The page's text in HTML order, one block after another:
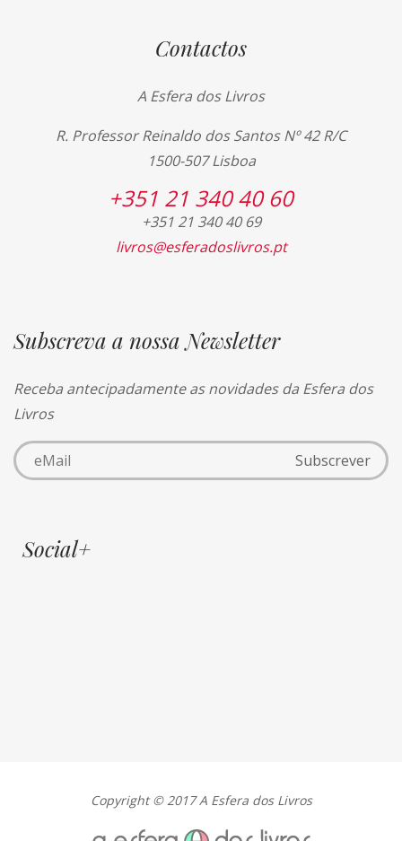
Contactos
A Esfera dos Livros
R. Professor Reinaldo dos Santos Nº 42 R/C
1500-507 Lisboa
+351 21 340 40 60
+351 21 340 40 69
livros@esferadoslivros.pt
Subscreva a nossa Newsletter
Receba antecipadamente as novidades da Esfera dos
Livros
Social+
Copyright © 2017 A Esfera dos Livros